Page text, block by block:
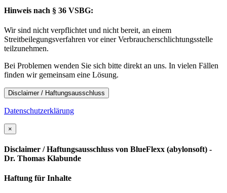
Hinweis nach § 36 VSBG:
Wir sind nicht verpflichtet und nicht bereit, an einem
Streitbeilegungsverfahren vor einer Verbraucherschlichtungsstelle
teilzunehmen.
Bei Problemen wenden Sie sich bitte direkt an uns. In vielen Fällen
finden wir gemeinsam eine Lösung.
Disclaimer / Haftungsausschluss
Datenschutzerklärung
×
Disclaimer / Haftungsausschluss von BlueFlexx (abylonsoft) -
Dr. Thomas Klabunde
Haftung für Inhalte